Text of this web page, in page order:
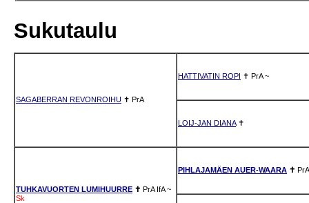
Sukutaulu
SAGABERRAN REVONROIHU ✝ PrA
HATTIVATIN ROPI ✝ PrA ~
LOIJ-JAN DIANA✝
TUHKAVUORTEN LUMIHUURRE ✝ PrA IfA ~
Sk
PIHLAJAMÄEN AUER-WAARA ✝ PrA